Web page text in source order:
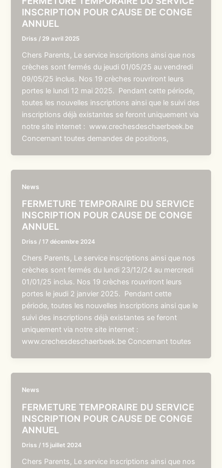
INSCRIPTION POUR CAUSE DE CONGE
ANNUEL
Driss / 29 avril 2025
Chers Parents, Le service inscriptions ainsi que nos
crèches sont fermés du jeudi 01/05/25 au vendredi
09/05/25 inclus. Nos 19 crèches rouvriront leurs
portes le lundi 12 mai 2025. Pendant cette période,
toutes les nouvelles inscriptions ainsi que le suivi des
inscriptions déjà existantes se feront uniquement via
notre site internet : www.crechesdeschaerbeek.be
Concernant toutes demandes de positions,
News
FERMETURE TEMPORAIRE DU SERVICE
INSCRIPTION POUR CAUSE DE CONGE
ANNUEL
Driss /17 décembre 2024
Chers Parents, Le service inscriptions ainsi que nos
crèches sont fermés du lundi 23/12/24 au mercredi
01/01/25 inclus. Nos 19 crèches rouvriront leurs
portes le jeudi 2 janvier 2025. Pendant cette
période, toutes les nouvelles inscriptions ainsi que le
suivi des inscriptions déjà existantes se feront
uniquement via notre site internet :
www.crechesdeschaerbeek.be Concernant toutes
News
FERMETURE TEMPORAIRE DU SERVICE
INSCRIPTION POUR CAUSE DE CONGE
ANNUEL
Driss /15 juillet 2024
Chers Parents, Le service inscriptions ainsi que nos